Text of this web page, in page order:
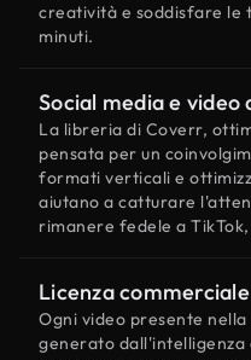
creatività e soddisfare le
minuti.
Social media e
La libreria di Coverr,
pensata per un
formati verticali e
aiutano a catturare
rimanere fedele a TikTok,
Licenza
Ogni video presente
generato